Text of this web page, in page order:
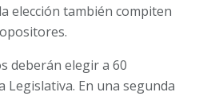
elección también compiten
deberán elegir a 60
Legislativa. En una segunda